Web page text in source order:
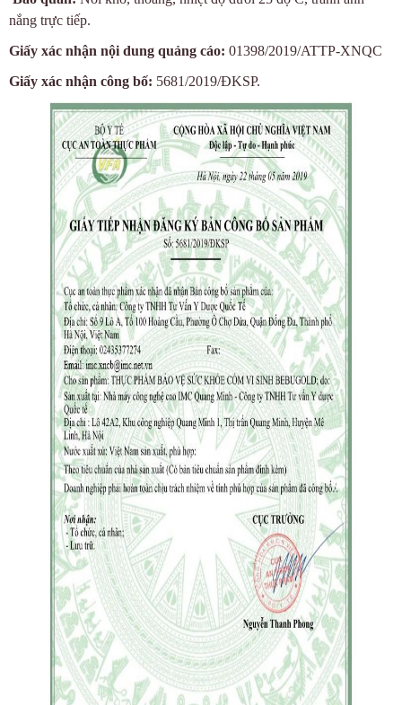
nắng trực tiếp.
Giấy xác nhận nội dung quảng cáo: 01398/2019/ATTP-XNQC
Giấy xác nhận công bố: 5681/2019/ĐKSP.